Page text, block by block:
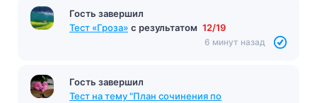
Гость завершил
Тест «Гроза» с результатом 12/19
6 минут назад
Гость завершил
Тест на тему "План сочинения по